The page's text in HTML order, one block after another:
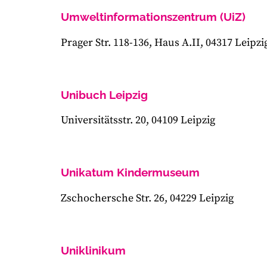
Umweltinformationszentrum (UiZ)
Prager Str. 118-136, Haus A.II, 04317
Unibuch Leipzig
Universitätsstr. 20, 04109 Leipzig
Unikatum Kindermuseum
Zschochersche Str. 26, 04229 Leipzig
Uniklinikum